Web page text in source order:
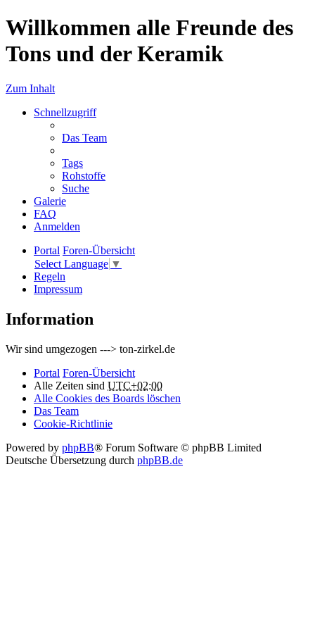
Willkommen alle Freunde des
Tons und der Keramik
Zum Inhalt
Schnellzugriff
Das Team
Tags
Rohstoffe
Suche
Galerie
FAQ
Anmelden
Portal Foren-Übersicht
Select Language ▼
Regeln
Impressum
Information
Wir sind umgezogen ---> ton-zirkel.de
Portal Foren-Übersicht
Alle Zeiten sind UTC+02:00
Alle Cookies des Boards löschen
Das Team
Cookie-Richtlinie
Powered by phpBB® Forum Software © phpBB Limited
Deutsche Übersetzung durch phpBB.de